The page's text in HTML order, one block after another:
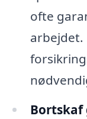
ofte
arbejdet.
Bortskaf